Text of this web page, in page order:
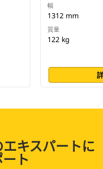
幅
1312 mm
質量
122 kg
キスパートに
ト